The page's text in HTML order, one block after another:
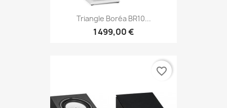
Triangle Boréa BR10...
1 499,00 €
favorite_border